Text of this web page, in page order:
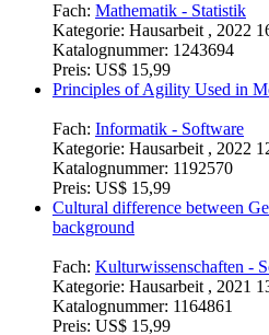
Fach: Mathematik - Statistik
Kategorie: Hausarbeit , 2022
Katalognummer: 1243694
Preis: US$ 15,99
Principles of Agility Used in
Fach: Informatik - Software
Kategorie: Hausarbeit , 2022
Katalognummer: 1192570
Preis: US$ 15,99
Cultural difference between
background
Fach: Kulturwissenschaften -
Kategorie: Hausarbeit , 2021
Katalognummer: 1164861
Preis: US$ 15,99